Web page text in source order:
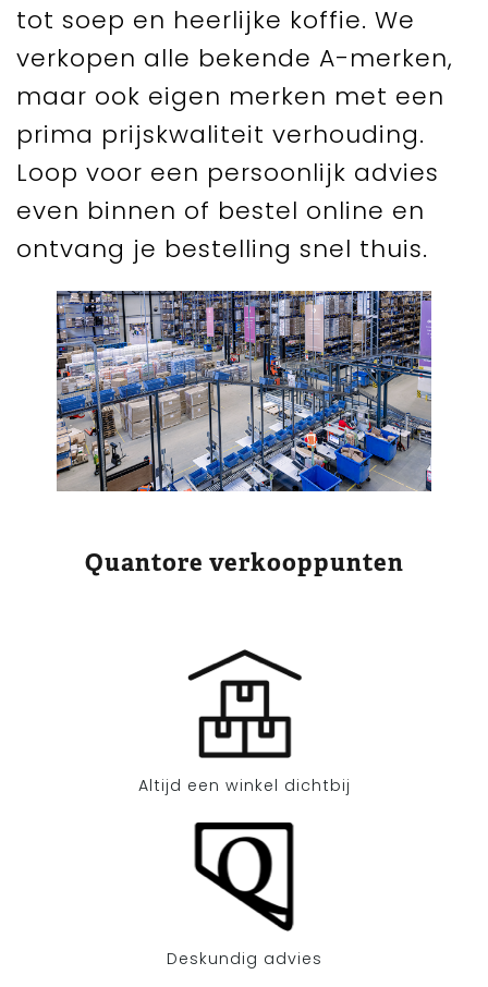
tot soep en heerlijke koffie. We
verkopen alle bekende A-merken,
maar ook eigen merken met een
prima prijskwaliteit verhouding.
Loop voor een persoonlijk advies
even binnen of bestel online en
ontvang je bestelling snel thuis.
Quantore verkooppunten
Altijd een winkel dichtbij
Deskundig advies